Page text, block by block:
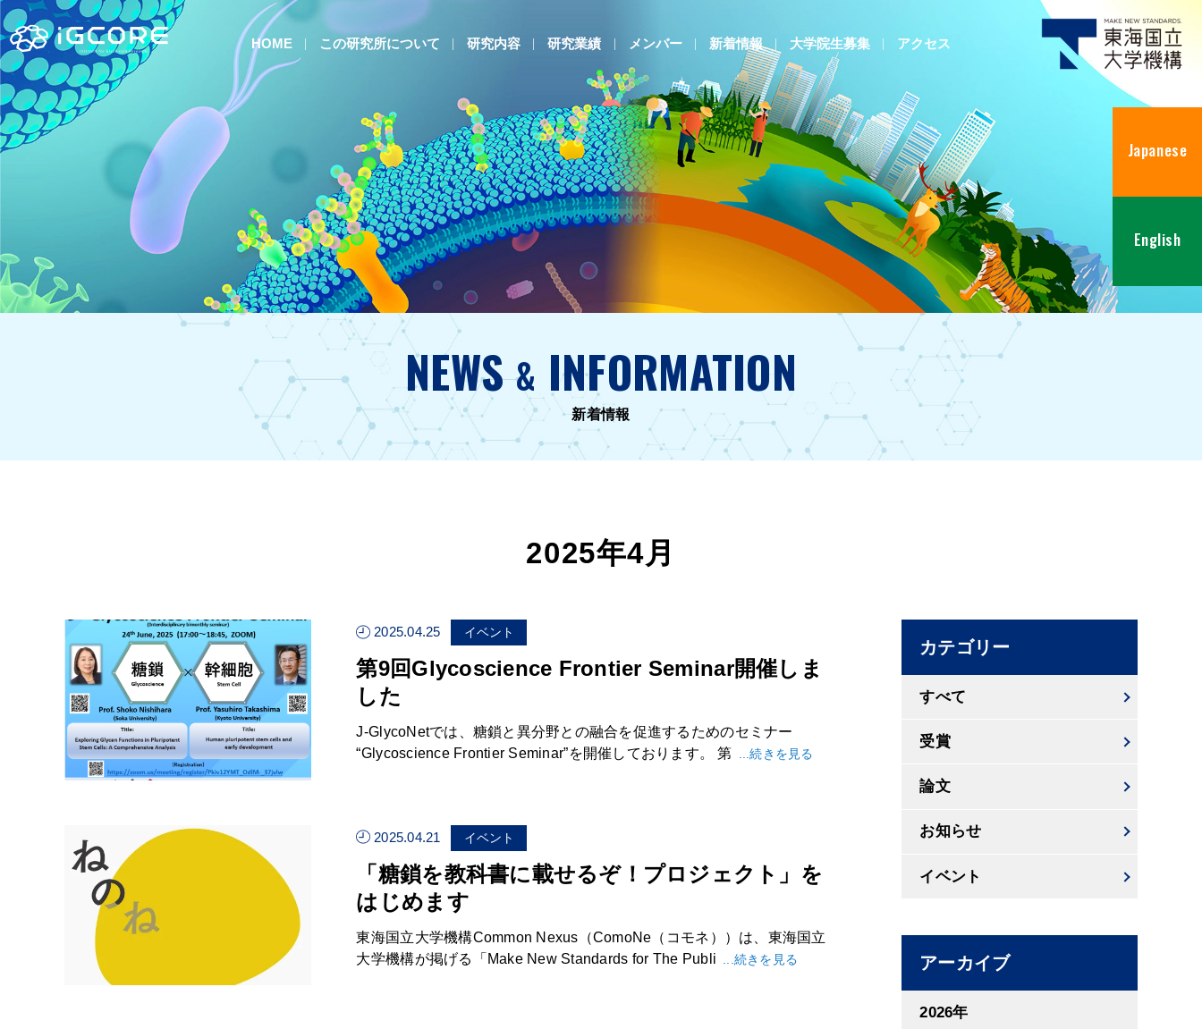
HOME この研究所について 研究内容 研究業績 メンバー 新着情報 大学院生募集 アクセス
Japanese
English
NEWS& INFORMATION
新着情報
2025年4月
2025.04.25 イベント
第9回Glycoscience Frontier Seminar開催しま
した
J-GlycoNetでは、糖鎖と異分野との融合を促進するためのセミナー
“Glycoscience Frontier Seminar”を開催しております。 第 ...続きを見る
2025.04.21 イベント
「糖鎖を教科書に載せるぞ！プロジェクト」を
はじめます
東海国立大学機構Common Nexus（ComoNe（コモネ））は、東海国立
大学機構が掲げる「Make New Standards for The Publi ...続きを見る
カテゴリー
すべて
受賞
論文
お知らせ
イベント
アーカイブ
2026年